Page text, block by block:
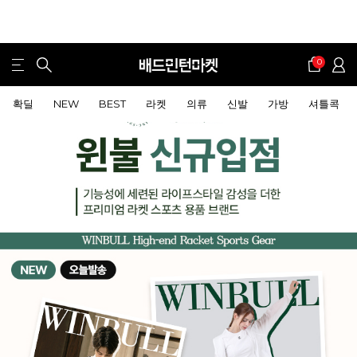
0
확딜 NEW BEST 라켓 의류 신발 가방 셔틀콕